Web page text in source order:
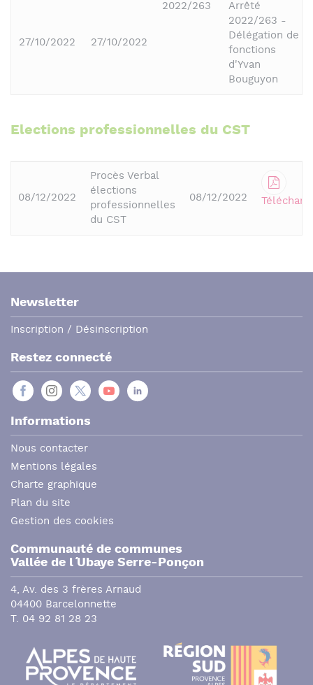
27/10/2022 27/10/2022
2022/263
Arrêté
2022/263 -
Délégation de
fonctions
d'Yvan
Bouguyon
Elections professionnelles du CST
08/12/2022
Procès Verbal
élections
professionnelles
du CST
08/12/2022
Newsletter
Inscription / Désinscription
Restez connecté
Informations
Nous contacter
Mentions légales
Charte graphique
Plan du site
Gestion des cookies
Communauté de communes
Vallée de l´ Ubaye Serre-Ponçon
4, Av. des 3 frères Arnaud
04400 Barcelonnette
T. 04 92 81 28 23